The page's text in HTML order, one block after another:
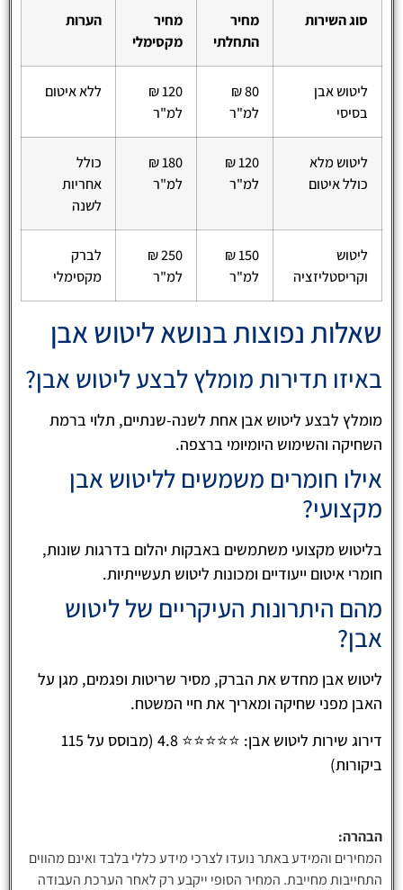
סוג השירות
מחיר
התחלתי
מחיר
מקסימלי
הערות
ליטוש אבן
בסיסי
80 ₪
למ"ר
120 ₪
למ"ר
ללא איטום
ליטוש מלא
כולל איטום
120 ₪
למ"ר
180 ₪
למ"ר
כולל
אחריות
לשנה
ליטוש
וקריסטליזציה
150 ₪
למ"ר
250 ₪
למ"ר
לברק
מקסימלי
שאלות נפוצות בנושא ליטוש אבן
באיזו תדירות מומלץ לבצע ליטוש אבן?
מומלץ לבצע ליטוש אבן אחת לשנה-שנתיים, תלוי ברמת
השחיקה והשימוש היומיומי ברצפה.
אילו חומרים משמשים לליטוש אבן
מקצועי?
בליטוש מקצועי משתמשים באבקות יהלום בדרגות שונות,
חומרי איטום ייעודיים ומכונות ליטוש תעשייתיות.
מהם היתרונות העיקריים של ליטוש
אבן?
ליטוש אבן מחדש את הברק, מסיר שריטות ופגמים, מגן על
האבן מפני שחיקה ומאריך את חיי המשטח.
דירוג שירות ליטוש אבן: ⭐⭐⭐⭐⭐ 4.8 (מבוסס על 115
ביקורות)
הבהרה:
המחירים והמידע באתר נועדו לצרכי מידע כללי בלבד ואינם מהווים
התחייבות מחייבת. המחיר הסופי ייקבע רק לאחר הערכת העבודה